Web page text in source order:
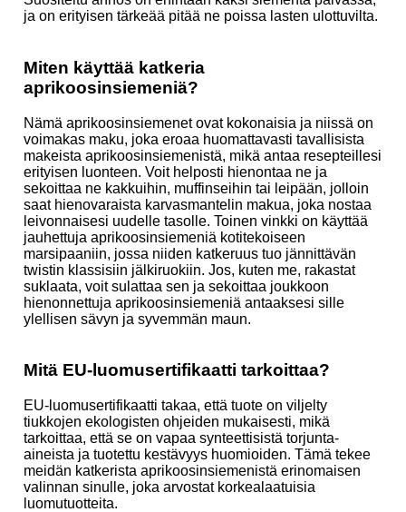
ja on erityisen tärkeää pitää ne poissa lasten ulottuvilta.
Miten käyttää katkeria
aprikoosinsiemeniä?
Nämä aprikoosinsiemenet ovat kokonaisia ja niissä on
voimakas maku, joka eroaa huomattavasti tavallisista
makeista aprikoosinsiemenistä, mikä antaa resepteillesi
erityisen luonteen. Voit helposti hienontaa ne ja
sekoittaa ne kakkuihin, muffinseihin tai leipään, jolloin
saat hienovaraista karvasmantelin makua, joka nostaa
leivonnaisesi uudelle tasolle. Toinen vinkki on käyttää
jauhettuja aprikoosinsiemeniä kotitekoiseen
marsipaaniin, jossa niiden katkeruus tuo jännittävän
twistin klassisiin jälkiruokiin. Jos, kuten me, rakastat
suklaata, voit sulattaa sen ja sekoittaa joukkoon
hienonnettuja aprikoosinsiemeniä antaaksesi sille
ylellisen sävyn ja syvemmän maun.
Mitä EU-luomusertifikaatti tarkoittaa?
EU-luomusertifikaatti takaa, että tuote on viljelty
tiukkojen ekologisten ohjeiden mukaisesti, mikä
tarkoittaa, että se on vapaa synteettisistä torjunta-
aineista ja tuotettu kestävyys huomioiden. Tämä tekee
meidän katkerista aprikoosinsiemenistä erinomaisen
valinnan sinulle, joka arvostat korkealaatuisia
luomutuotteita.